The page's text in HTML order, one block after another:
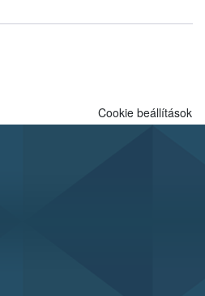
a megfelelő hőkezelés, valamint a
Programja összegyűjtötte a
Cookie beállítások